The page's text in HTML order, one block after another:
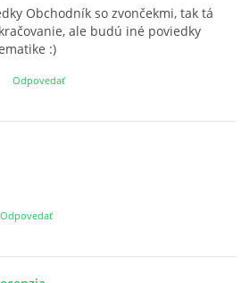
Obchodník so zvončekmi, tak tá
ale budú iné poviedky
:)
Odpovedať
Odpovedať